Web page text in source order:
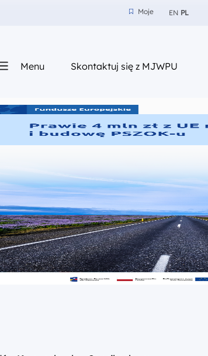
Moje
Moje EN PL
Menu Skontaktuj się z MJWPUz nami